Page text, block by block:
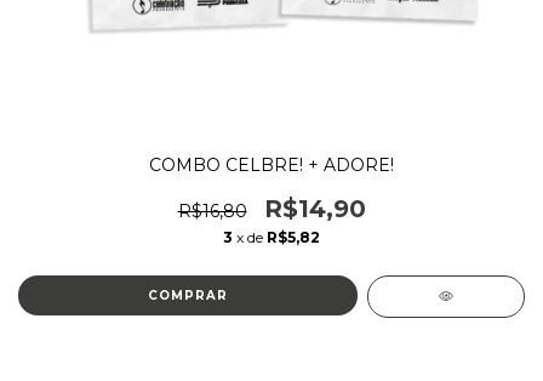
COMBO CELBRE! + ADORE!
R$16,80 R$14,90
3 x de R$5,82